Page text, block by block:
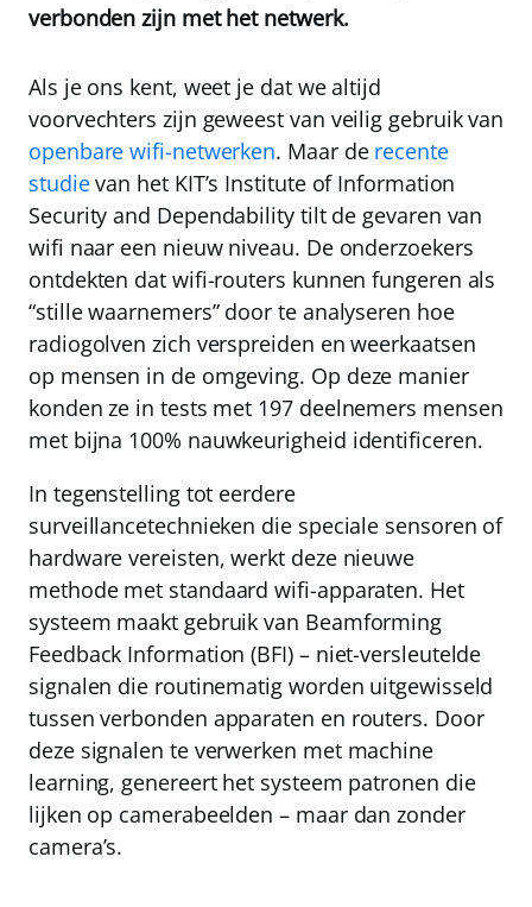
verbonden zijn met het netwerk.
Als je ons kent, weet je dat we altijd
voorvechters zijn geweest van veilig gebruik van
openbare wifi-netwerken. Maar de recente
studievan het KIT’s Institute of Information
Security and Dependability tilt de gevaren van
wifi naar een nieuw niveau. De onderzoekers
ontdekten dat wifi-routers kunnen fungeren als
“stille waarnemers” door te analyseren hoe
radiogolven zich verspreiden en weerkaatsen
op mensen in de omgeving. Op deze manier
konden ze in tests met 197 deelnemers mensen
met bijna 100% nauwkeurigheid identificeren.
In tegenstelling tot eerdere
surveillancetechnieken die speciale sensoren of
hardware vereisten, werkt deze nieuwe
methode met standaard wifi-apparaten. Het
systeem maakt gebruik van Beamforming
Feedback Information (BFI) – niet-versleutelde
signalen die routinematig worden uitgewisseld
tussen verbonden apparaten en routers. Door
deze signalen te verwerken met machine
learning, genereert het systeem patronen die
lijken op camerabeelden – maar dan zonder
camera’s.